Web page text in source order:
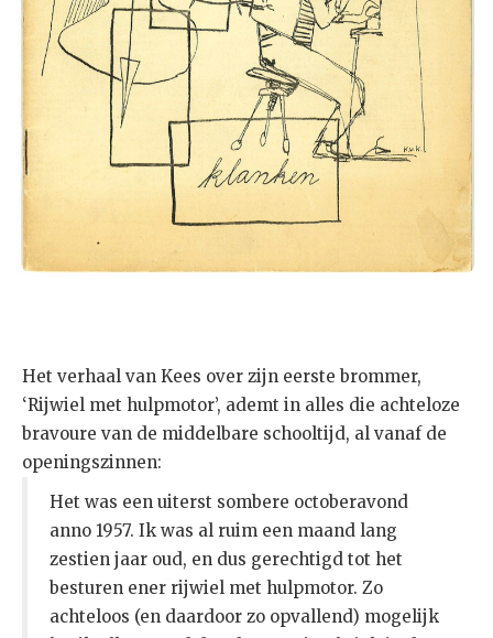
Het verhaal van Kees over zijn eerste brommer,
‘Rijwiel met hulpmotor’, ademt in alles die achteloze
bravoure van de middelbare schooltijd, al vanaf de
openingszinnen:
Het was een uiterst sombere octoberavond
anno 1957. Ik was al ruim een maand lang
zestien jaar oud, en dus gerechtigd tot het
besturen ener rijwiel met hulpmotor. Zo
achteloos (en daardoor zo opvallend) mogelijk